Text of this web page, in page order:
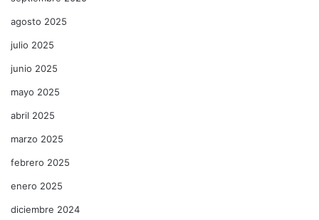
agosto 2025
julio 2025
junio 2025
mayo 2025
abril 2025
marzo 2025
febrero 2025
enero 2025
diciembre 2024